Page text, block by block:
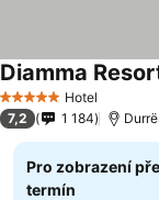
5 Počet hvězdiček
Hotel
Diamma
7,2 1 184
Pro zobrazení
termín